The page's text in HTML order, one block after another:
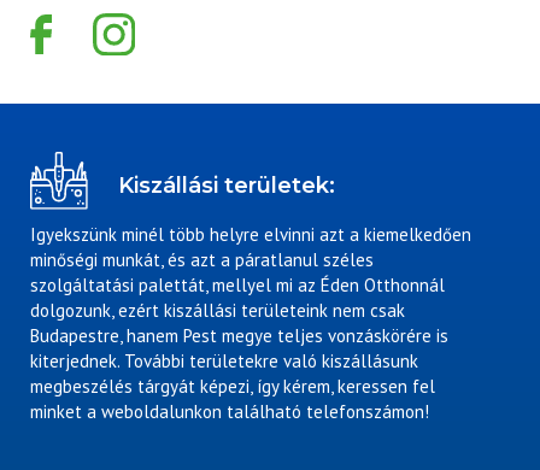
Kiszállási területek:
Igyekszünk minél több helyre elvinni azt a kiemelkedően
minőségi munkát, és azt a páratlanul széles
szolgáltatási palettát, mellyel mi az Éden Otthonnál
dolgozunk, ezért kiszállási területeink nem csak
Budapestre, hanem Pest megye teljes vonzáskörére is
kiterjednek. További területekre való kiszállásunk
megbeszélés tárgyát képezi, így kérem, keressen fel
minket a weboldalunkon található telefonszámon!